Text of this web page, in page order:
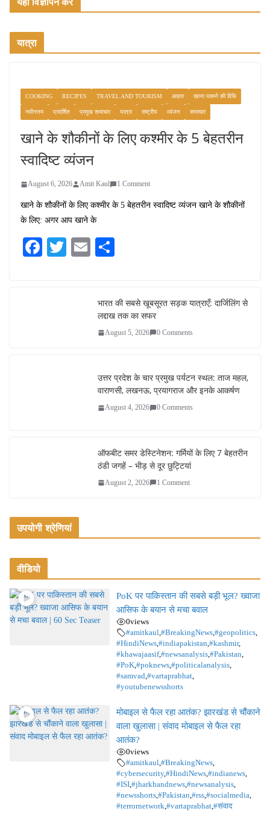
यात्रा
COOKING RECIPES TRAVEL AND TOURISM आहार खाना पकाने की विधि
नवीनतम प्रदर्शित प्रमुख समाचार यात्रा राष्ट्रीय व्यंजन समाचार
खाने के शौकीनों के लिए कश्मीर के 5 बेहतरीन
स्वादिष्ट व्यंजन
August 6, 2026 Amit Kaul 1 Comment
खाने के शौकीनों के लिए कश्मीर के 5 बेहतरीन स्वादिष्ट व्यंजन खाने के शौकीनों
के लिए: अगर आप खाने के
Fa T
E
भारत की सबसे खूबसूरत सड़क यात्राएँ: दार्जिलिंग से
लद्दाख तक का सफर
August 5, 2026 0 Comments
उत्तर प्रदेश के चार प्रमुख पर्यटन स्थल: ताज महल,
वाराणसी, लखनऊ, प्रयागराज और इनके आकर्षण
August 4, 2026 0 Comments
ऑफबीट समर डेस्टिनेशन: गर्मियों के लिए 7 बेहतरीन
ठंडी जगहें – भीड़ से दूर छुट्टियां
August 2, 2026 1 Comment
उपयोगी श्रेणियां
वीडियो
PoK पर पाकिस्तान की सबसे बड़ी भूल? ख्वाजा
आसिफ के बयान से मचा बवाल
0views
#amitkaul,#BreakingNews,#geopolitics,
#HindiNews,#indiapakistan,#kashmir,
#khawajaasif,#newsanalysis,#Pakistan,
#PoK,#poknews,#politicalanalysis,
#samvad,#vartaprabhat,
#youtubenewsshorts
मोबाइल से फैल रहा आतंक? झारखंड से चौंकाने
वाला खुलासा | संवाद मोबाइल से फैल रहा
आतंक?
0views
#amitkaul,#BreakingNews,
#cybersecurity,#HindiNews,#indianews,
#ISI,#jharkhandnews,#newsanalysis,
#newsshorts,#Pakistan,#rss,#socialmedia,
#terrornetwork,#vartaprabhat,#संवाद